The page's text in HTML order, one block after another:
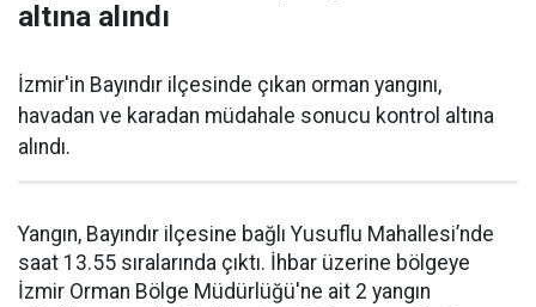
altına alındı
İzmir'in Bayındır ilçesinde çıkan orman yangını,
havadan ve karadan müdahale sonucu kontrol altına
alındı.
Yangın, Bayındır ilçesine bağlı Yusuflu Mahallesi’nde
saat 13.55 sıralarında çıktı. İhbar üzerine bölgeye
İzmir Orman Bölge Müdürlüğü'ne ait 2 yangın